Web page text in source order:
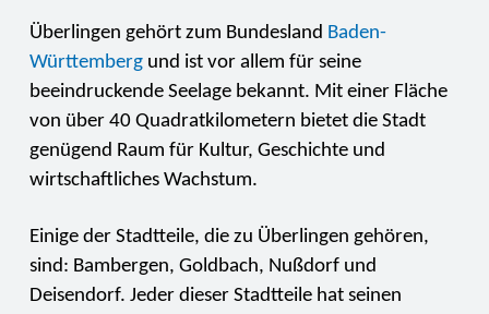
Überlingen gehört zum Bundesland Baden-
Württembergund ist vor allem für seine
beeindruckende Seelage bekannt. Mit einer Fläche
von über 40 Quadratkilometern bietet die Stadt
genügend Raum für Kultur, Geschichte und
wirtschaftliches Wachstum.
Einige der Stadtteile, die zu Überlingen gehören,
sind: Bambergen, Goldbach, Nußdorf und
Deisendorf. Jeder dieser Stadtteile hat seinen